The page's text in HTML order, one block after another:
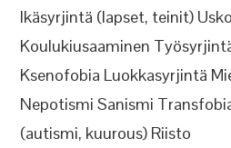
Ikäsyrjintä (lapset, teinit)
Koulukiusaaminen
Ksenofobia Luokkasyrjintä
Nepotismi Sanismi
(autismi, kuurous) Riisto